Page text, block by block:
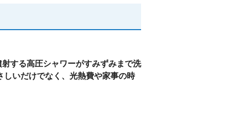
する高圧シャワーがすみずみまで洗
いだけでなく、光熱費や家事の時